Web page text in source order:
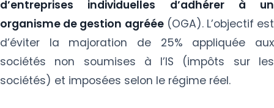
d’entreprises individuelles d’adhérer à un
organisme de gestion agréée(OGA). L’objectif est
d’éviter la majoration de 25% appliquée aux
sociétés non soumises à l’IS (impôts sur les
sociétés) et imposées selon le régime réel.